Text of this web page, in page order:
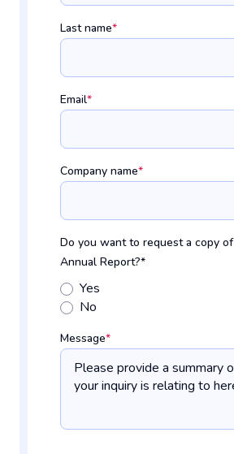
Last name*
Email*
Company name*
Do you want to request a copy
Annual Report?*
Yes
No
Message*